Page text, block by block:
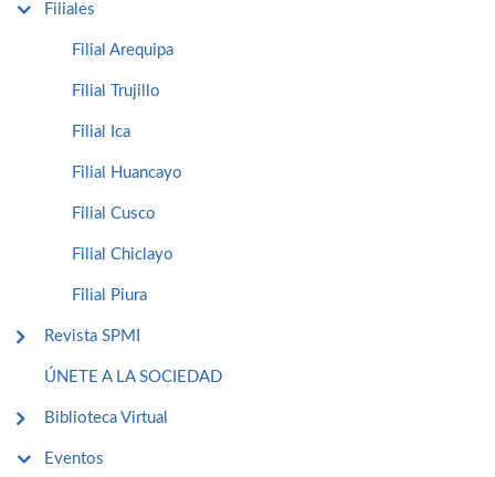
Filiales
Filial Arequipa
Filial Trujillo
Filial Ica
Filial Huancayo
Filial Cusco
Filial Chiclayo
Filial Piura
Revista SPMI
ÚNETE A LA SOCIEDAD
Biblioteca Virtual
Eventos